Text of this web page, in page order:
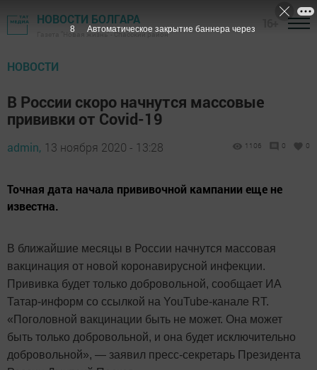
НОВОСТИ БОЛГАРА
Газета "Новая жизнь" - Спасский район
НОВОСТИ
В России скоро начнутся массовые
прививки от Covid-19
admin, 13 ноября 2020 - 13:28 1106 0 0
Точная дата начала прививочной кампании еще не
известна.
В ближайшие месяцы в России начнутся массовая
вакцинация от новой коронавирусной инфекции.
Прививка будет только добровольной, сообщает ИА
Татар-информ со ссылкой на YouTube-канале RT.
«Поголовной вакцинации быть не может. Она может
быть только добровольной, и она будет исключительно
добровольной», — заявил пресс-секретарь Президента
7 Автоматическое закрытие баннера через